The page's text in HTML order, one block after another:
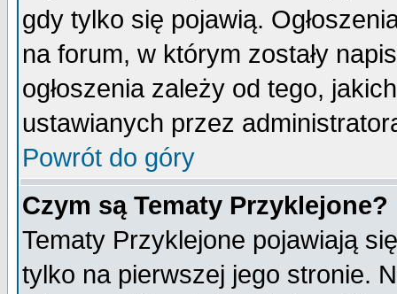
gdy tylko się pojawią.
na forum, w którym zostały
ogłoszenia zależy od tego,
ustawianych przez
Powrót do góry
Czym są Tematy Przyklejone?
Tematy Przyklejone pojawiają
tylko na pierwszej jego stronie.